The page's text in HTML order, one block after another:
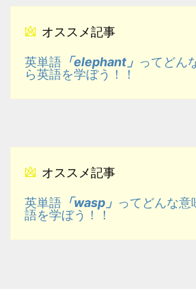
オススメ記事
英単語 「elephant」 ってどん
ら英語を学ぼう！！
オススメ記事
英単語 「wasp」 ってどんな意
語を学ぼう！！